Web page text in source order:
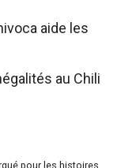
aide les
au Chili
pour les histoires